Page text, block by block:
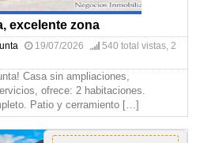
excelente zona
19/07/2026
540 total vistas, 2
Casa sin ampliaciones,
ofrece: 2 habitaciones.
Patio y cerramiento […]